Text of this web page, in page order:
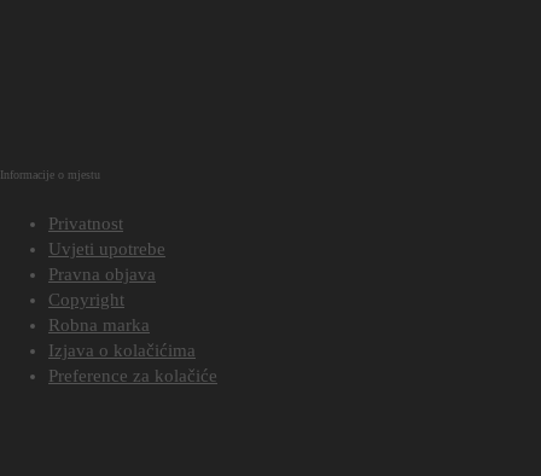
Informacije o mjestu
Privatnost
Uvjeti upotrebe
Pravna objava
Copyright
Robna marka
Izjava o kolačićima
Preference za kolačiće